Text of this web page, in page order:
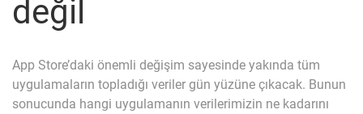
değil
App Store’daki önemli değişim sayesinde yakında tüm
uygulamaların topladığı veriler gün yüzüne çıkacak. Bunun
sonucunda hangi uygulamanın verilerimizin ne kadarını